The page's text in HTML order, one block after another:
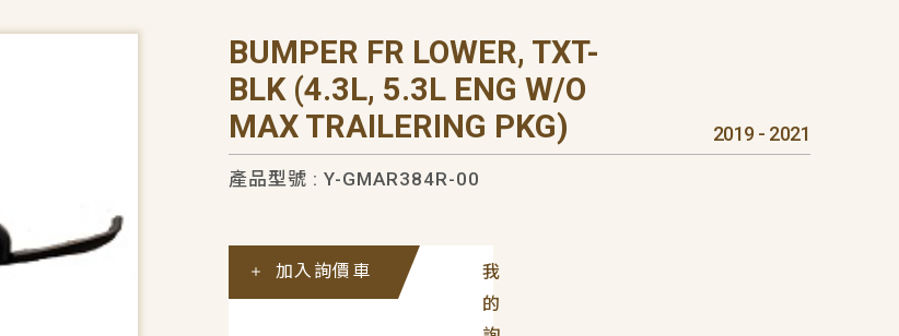
BUMPER FR LOWER, TXT-
BLK (4.3L, 5.3L ENG W/O
MAX TRAILERING PKG)
2019 - 2021
產品型號 : Y-GMAR384R-00
我
的
加入詢價車